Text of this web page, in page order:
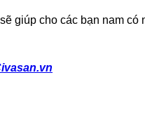
giúp cho các bạn nam